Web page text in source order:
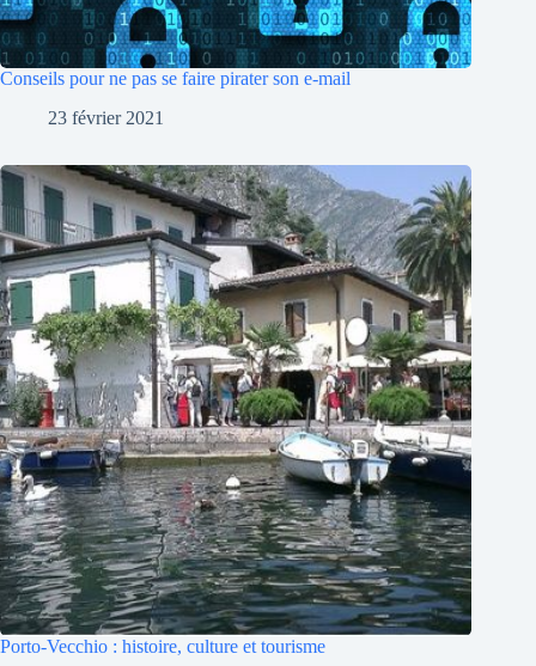
Conseils pour ne pas se faire pirater son e-mail
23 février 2021
Porto-Vecchio : histoire, culture et tourisme